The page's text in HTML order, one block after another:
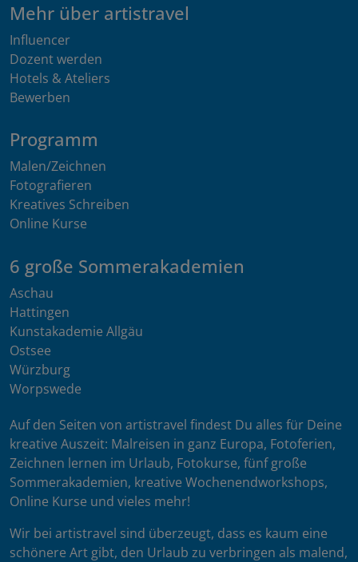
Mehr über artistravel
Influencer
Dozent werden
Hotels & Ateliers
Bewerben
Programm
Malen/Zeichnen
Fotografieren
Kreatives Schreiben
Online Kurse
6 große Sommerakademien
Aschau
Hattingen
Kunstakademie Allgäu
Ostsee
Würzburg
Worpswede
Auf den Seiten von artistravel findest Du alles für Deine
kreative Auszeit: Malreisen in ganz Europa, Fotoferien,
Zeichnen lernen im Urlaub, Fotokurse, fünf große
Sommerakademien, kreative Wochenendworkshops,
Online Kurse und vieles mehr!
Wir bei artistravel sind überzeugt, dass es kaum eine
schönere Art gibt, den Urlaub zu verbringen als malend,